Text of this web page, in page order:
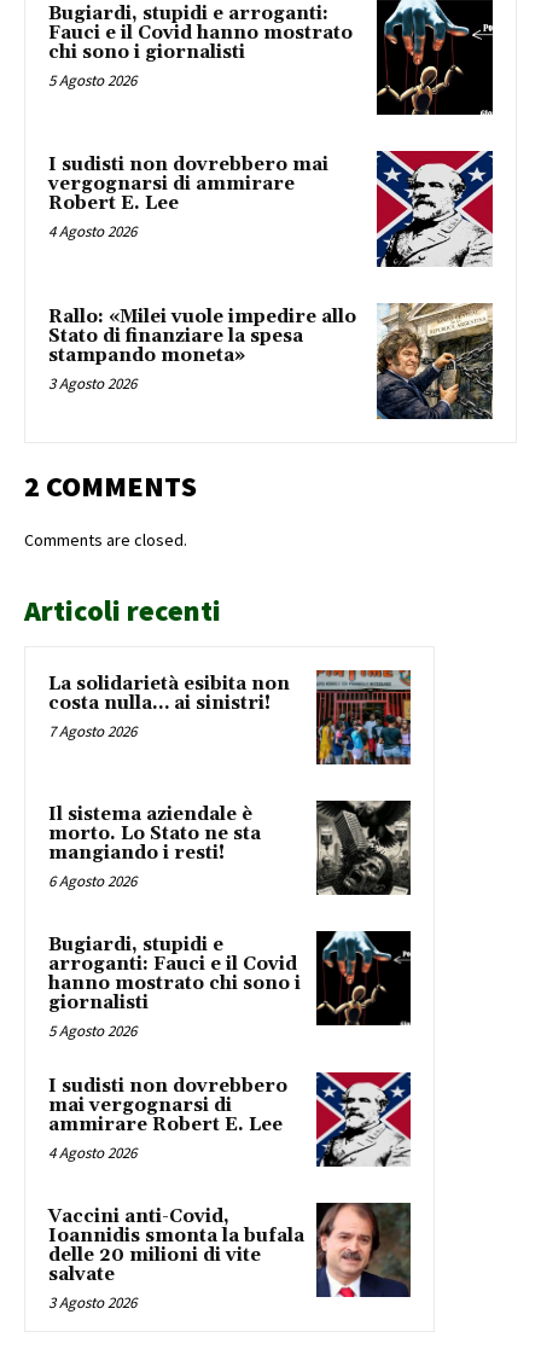
Bugiardi, stupidi e arroganti:
Fauci e il Covid hanno mostrato
chi sono i giornalisti
5 Agosto 2026
I sudisti non dovrebbero mai
vergognarsi di ammirare
Robert E. Lee
4 Agosto 2026
Rallo: «Milei vuole impedire allo
Stato di finanziare la spesa
stampando moneta»
3 Agosto 2026
2 COMMENTS
Comments are closed.
Articoli recenti
La solidarietà esibita non
costa nulla… ai sinistri!
7 Agosto 2026
Il sistema aziendale è
morto. Lo Stato ne sta
mangiando i resti!
6 Agosto 2026
Bugiardi, stupidi e
arroganti: Fauci e il Covid
hanno mostrato chi sono i
giornalisti
5 Agosto 2026
I sudisti non dovrebbero
mai vergognarsi di
ammirare Robert E. Lee
4 Agosto 2026
Vaccini anti-Covid,
Ioannidis smonta la bufala
delle 20 milioni di vite
salvate
3 Agosto 2026